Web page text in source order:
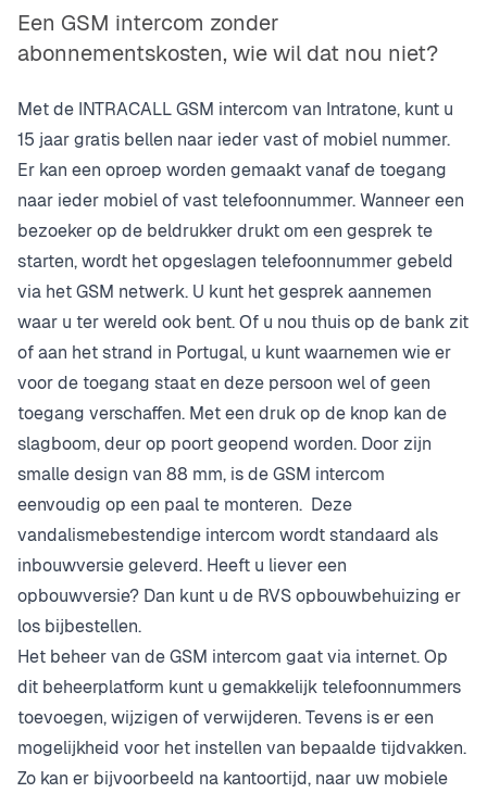
Een GSM intercom zonder
abonnementskosten, wie wil dat nou niet?
Met de INTRACALL GSM intercom van Intratone, kunt u
15 jaar gratis bellen naar ieder vast of mobiel nummer.
Er kan een oproep worden gemaakt vanaf de toegang
naar ieder mobiel of vast telefoonnummer. Wanneer een
bezoeker op de beldrukker drukt om een gesprek te
starten, wordt het opgeslagen telefoonnummer gebeld
via het GSM netwerk. U kunt het gesprek aannemen
waar u ter wereld ook bent. Of u nou thuis op de bank zit
of aan het strand in Portugal, u kunt waarnemen wie er
voor de toegang staat en deze persoon wel of geen
toegang verschaffen. Met een druk op de knop kan de
slagboom, deur op poort geopend worden. Door zijn
smalle design van 88 mm, is de GSM intercom
eenvoudig op een paal te monteren. Deze
vandalismebestendige intercom wordt standaard als
inbouwversie geleverd. Heeft u liever een
opbouwversie? Dan kunt u de RVS opbouwbehuizing er
los bijbestellen.
Het beheer van de GSM intercom gaat via internet. Op
dit beheerplatform kunt u gemakkelijk telefoonnummers
toevoegen, wijzigen of verwijderen. Tevens is er een
mogelijkheid voor het instellen van bepaalde tijdvakken.
Zo kan er bijvoorbeeld na kantoortijd, naar uw mobiele